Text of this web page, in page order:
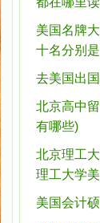
美国名牌
十名分别
去美国出
北京高中
有哪些)
北京理工
理工大学
美国会计